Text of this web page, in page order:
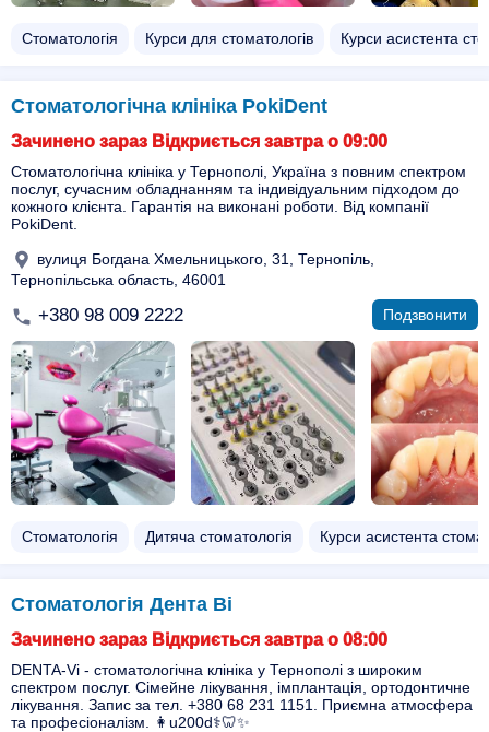
Стоматологія Курси для стоматологів Курси асистента
Стоматологічна клініка PokiDent
Зачинено зараз Відкриється завтра о 09:00
Стоматологічна клініка у Тернополі, Україна з повним спектром
послуг, сучасним обладнанням та індивідуальним підходом до
кожного клієнта. Гарантія на виконані роботи. Від компанії
PokiDent.
вулиця Богдана Хмельницького, 31, Тернопіль,
Тернопільська область, 46001
+380 98 009 2222 Подзвонити
Стоматологія Дитяча стоматологія Курси асистента
Стоматологія Дента Ві
Зачинено зараз Відкриється завтра о 08:00
DENTA-Vi - стоматологічна клініка у Тернополі з широким
спектром послуг. Сімейне лікування, імплантація, ортодонтичне
лікування. Запис за тел. +380 68 231 1151. Приємна атмосфера
та професіоналізм. 👩u200d⚕️🦷✨